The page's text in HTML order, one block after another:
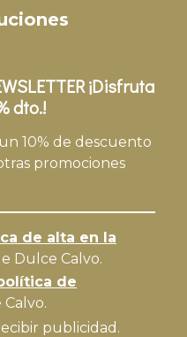
¡Disfruta
dto.!
10% de descuento
promociones
de alta en la
Dulce Calvo.
de
publicidad.